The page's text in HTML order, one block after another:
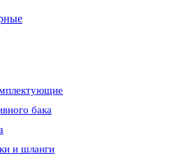
бака
и шланги